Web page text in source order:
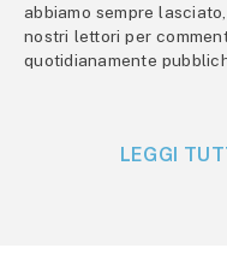
abbiamo sempre
nostri lettori per
quotidianamente
LEGGI